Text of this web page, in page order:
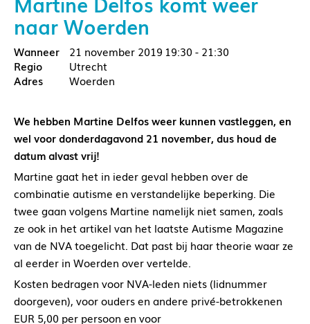
naar Woerden
21 november 2019 19:30 - 21:30
Utrecht
Woerden
We hebben Martine Delfos weer kunnen vastleggen, en
wel voor donderdagavond 21 november, dus houd de
datum alvast vrij!
Martine gaat het in ieder geval hebben over de
combinatie autisme en verstandelijke beperking. Die
twee gaan volgens Martine namelijk niet samen, zoals
ze ook in het artikel van het laatste Autisme Magazine
van de NVA toegelicht. Dat past bij haar theorie waar ze
al eerder in Woerden over vertelde.
Kosten bedragen voor NVA-leden niets (lidnummer
doorgeven), voor ouders en andere privé-betrokkenen
EUR 5,00 per persoon en voor